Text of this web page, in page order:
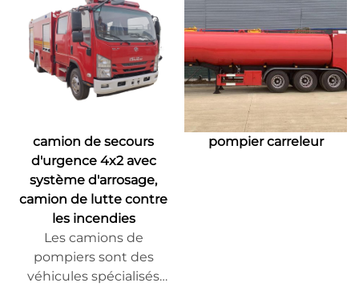
camion de secours
d'urgence 4x2 avec
système d'arrosage,
camion de lutte contre
les incendies
Les camions de
pompiers sont des
véhicules spécialisés
pompier carreleur